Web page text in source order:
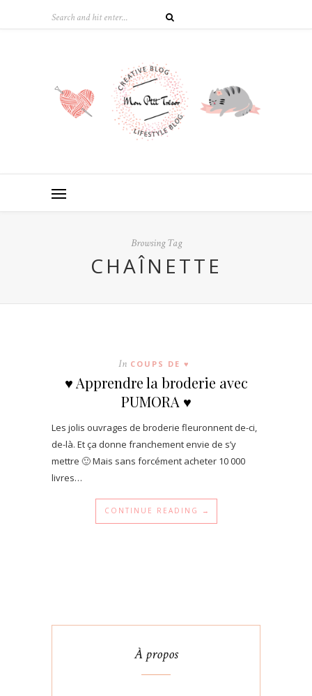
Browsing Tag
CHAÎNETTE
In COUPS DE ♥
♥ Apprendre la broderie avec
PUMORA ♥
Les jolis ouvrages de broderie fleuronnent de-ci,
de-là. Et ça donne franchement envie de s’y
mettre 🙂 Mais sans forcément acheter 10 000
livres…
CONTINUE READING →
À propos